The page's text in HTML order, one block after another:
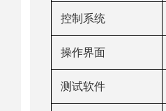
控制系统
操作界面
测试软件